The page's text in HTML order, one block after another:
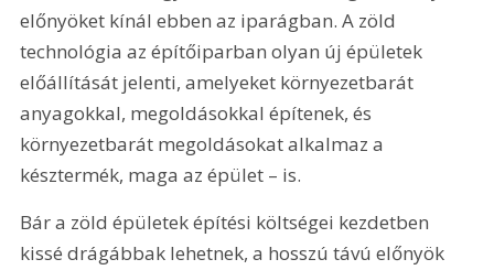
előnyöket kínál ebben az iparágban. A zöld
technológia az építőiparban olyan új épületek
előállítását jelenti, amelyeket környezetbarát
anyagokkal, megoldásokkal építenek, és
környezetbarát megoldásokat alkalmaz a
késztermék, maga az épület – is.
Bár a zöld épületek építési költségei kezdetben
kissé drágábbak lehetnek, a hosszú távú előnyök